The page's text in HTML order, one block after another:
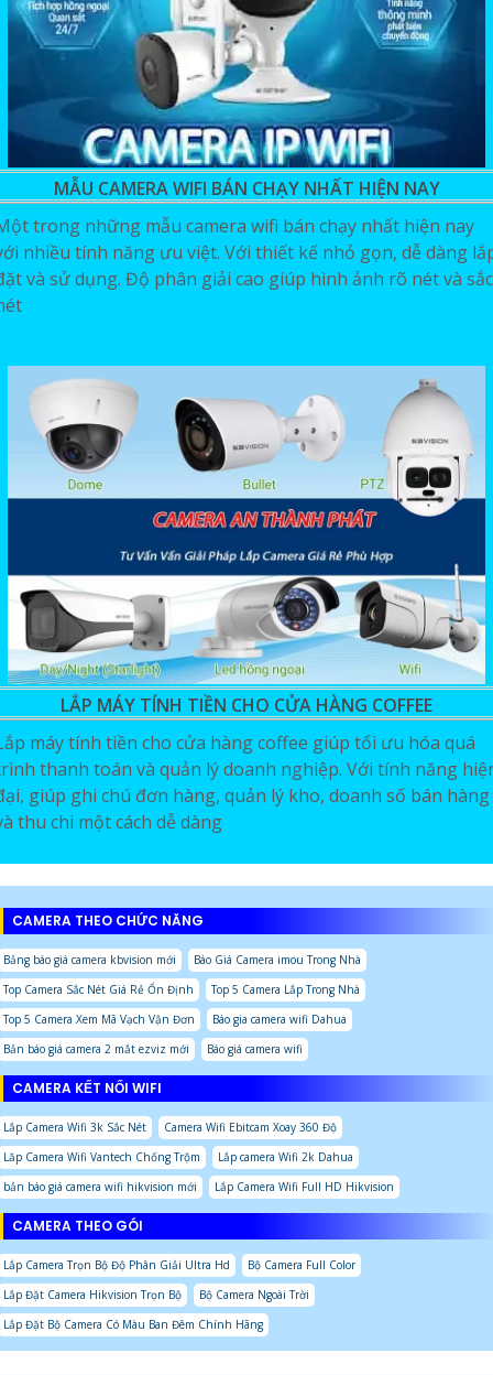
MẪU CAMERA WIFI BÁN CHẠY NHẤT HIỆN NAY
trong những mẫu camera wifi bán chạy nhất hiện nay
nhiều tính năng ưu việt. Với thiết kế nhỏ gọn, dễ dàng
và sử dụng. Độ phân giải cao giúp hình ảnh rõ nét và sắc
LẮP MÁY TÍNH TIỀN CHO CỬA HÀNG COFFEE
máy tính tiền cho cửa hàng coffee giúp tối ưu hóa quá
thanh toán và quản lý doanh nghiệp. Với tính năng
giúp ghi chú đơn hàng, quản lý kho, doanh số bán hàng
thu chi một cách dễ dàng
CAMERA THEO CHỨC NĂNG
Bảng báo giá camera kbvision mới
Báo Giá Camera imou Trong Nhà
Top Camera Sắc Nét Giá Rẻ Ổn Định
Top 5 Camera Lắp Trong Nhà
Top 5 Camera Xem Mã Vạch Vận Đơn
Báo gia camera wifi Dahua
Bản báo giá camera 2 mắt ezviz mới
Báo giá camera wifi
CAMERA KẾT NỐI WIFI
Lắp Camera Wifi 3k Sắc Nét
Camera Wifi Ebitcam Xoay 360 Độ
Lăp Camera Wifi Vantech Chống Trộm
Lắp camera Wifi 2k Dahua
bản báo giá camera wifi hikvision mới
Lắp Camera Wifi Full HD Hikvision
CAMERA THEO GÓI
Lắp Camera Trọn Bộ Độ Phân Giải Ultra Hd
Bộ Camera Full Color
Lắp Đặt Camera Hikvision Trọn Bộ
Bộ Camera Ngoài Trời
Lắp Đặt Bộ Camera Có Màu Ban Đêm Chính Hãng